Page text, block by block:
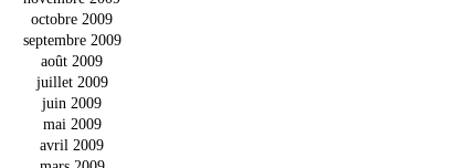
octobre 2009
septembre 2009
août 2009
juillet 2009
juin 2009
mai 2009
avril 2009